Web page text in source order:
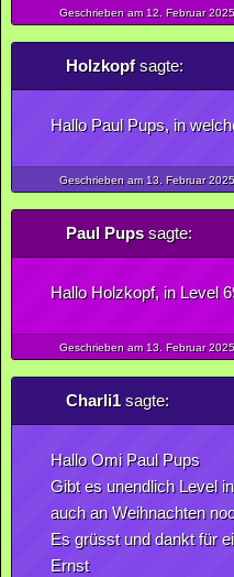
Geschrieben am 12. Februar2025
Holzkopfsagte:
Hallo Paul Pups, in
Geschrieben am 13. Februar2025
Paul Pupssagte:
Hallo Holzkopf, in Level
Geschrieben am 13. Februar2025
Charli1sagte:
Hallo Omi Paul Pups
Gibt es unendlich Level
auch an Weihnachten
Es grüsst und dankt für
Ernst